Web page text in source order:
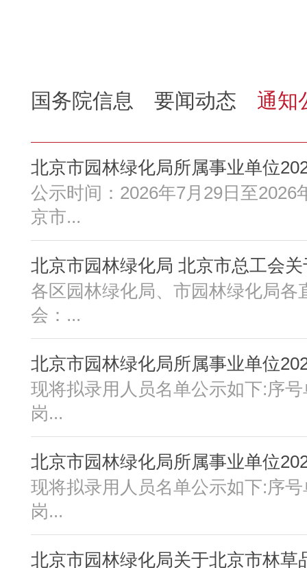
国务院信息 要闻动态 通知
北京市园林绿化局所属事业单位
公示时间：2026年7月29日至2026
京市...
北京市园林绿化局 北京市总工会
各区园林绿化局、市园林绿化局各
会：...
北京市园林绿化局所属事业单位
现将拟录用人员名单公示如下:序
岗...
北京市园林绿化局所属事业单位
现将拟录用人员名单公示如下:序
岗...
北京市园林绿化局关于北京市林草